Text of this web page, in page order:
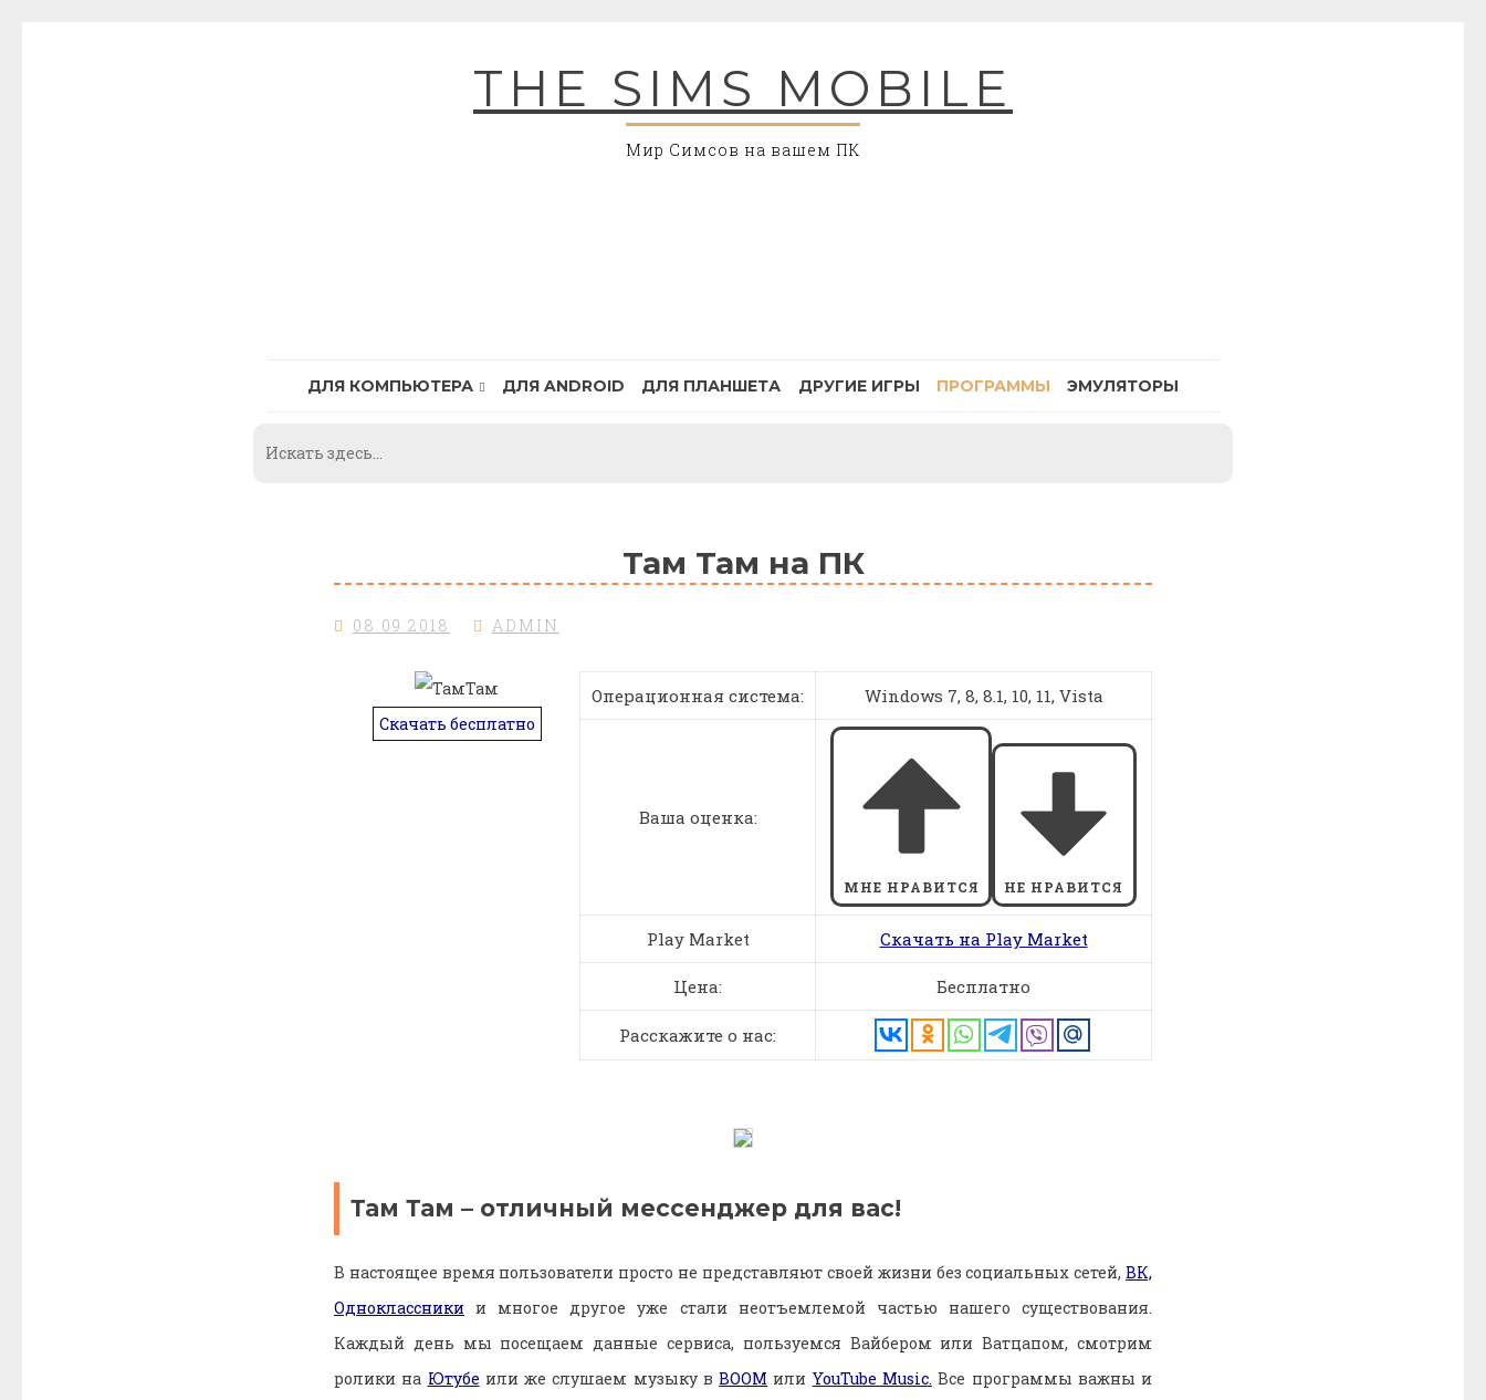
THE SIMS MOBILE
Мир Симсов на вашем ПК
ДЛЯ КОМПЬЮТЕРА ДЛЯ ANDROID ДЛЯ ПЛАНШЕТА ДРУГИЕ ИГРЫ ПРОГРАММЫ ЭМУЛЯТОРЫ
Там Там на ПК
08.09.2018 ADMIN
Скачать бесплатно
Операционная система: Windows 7, 8, 8.1, 10, 11, Vista
Ваша оценка:
МНЕ НРАВИТСЯ НЕ НРАВИТСЯ
Play Market Скачать на Play Market
Цена: Бесплатно
Расскажите о нас:
Там Там – отличный мессенджер для вас!
В настоящее время пользователи просто не представляют своей жизни без социальных сетей, ВК,
Одноклассники и многое другое уже стали неотъемлемой частью нашего существования.
Каждый день мы посещаем данные сервиса, пользуемся Вайбером или Ватцапом, смотрим
ролики на Ютубе или же слушаем музыку вBOOM или YouTube Music. Все программы важны и